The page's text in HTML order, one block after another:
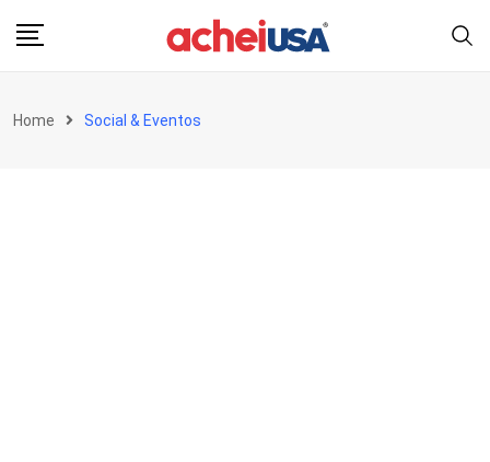
Home Social & Eventos